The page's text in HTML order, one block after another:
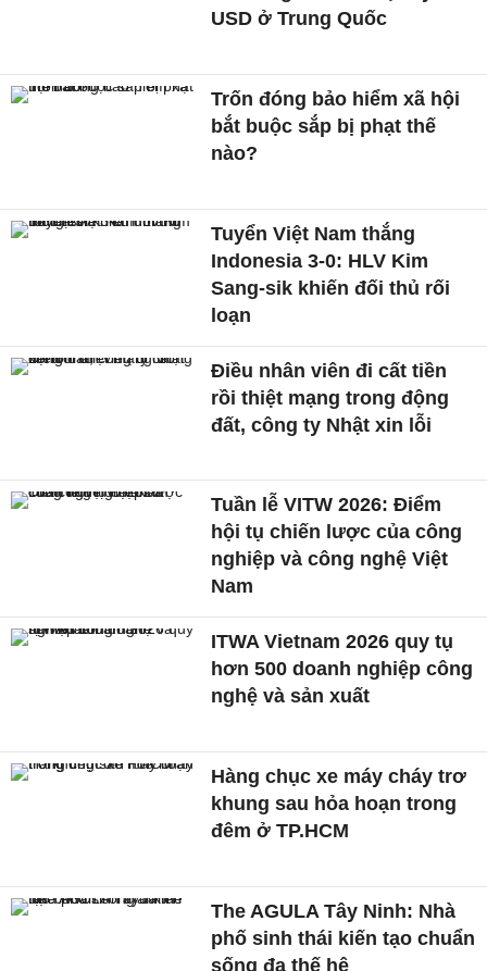
USD ở Trung Quốc
Trốn đóng bảo hiểm xã hội
bắt buộc sắp bị phạt thế
nào?
Tuyển Việt Nam thắng
Indonesia 3-0: HLV Kim
Sang-sik khiến đối thủ rối
loạn
Điều nhân viên đi cất tiền
rồi thiệt mạng trong động
đất, công ty Nhật xin lỗi
Tuần lễ VITW 2026: Điểm
hội tụ chiến lược của công
nghiệp và công nghệ Việt
Nam
ITWA Vietnam 2026 quy tụ
hơn 500 doanh nghiệp công
nghệ và sản xuất
Hàng chục xe máy cháy trơ
khung sau hỏa hoạn trong
đêm ở TP.HCM
The AGULA Tây Ninh: Nhà
phố sinh thái kiến tạo chuẩn
sống đa thế hệ